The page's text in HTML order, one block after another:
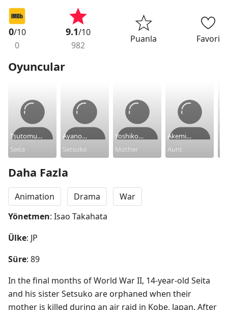
0/10
0
9.1/10
982
Puanla Favori
Oyuncular
Tsutomu
Tatsumi
Seita
Ayano
Shiraishi
Setsuko
Yoshiko
Shinohara
Mother
Akemi
Yamaguchi
Aunt
Daha Fazla
Animation Drama
War
Yönetmen: Isao Takahata
Ülke: JP
Süre: 89
In the final months of World War II, 14-year-old Seita
and his sister Setsuko are orphaned when their
mother is killed during an air raid in Kobe, Japan. After